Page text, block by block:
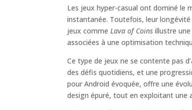
Les jeux hyper-casual ont dominé le
instantanée. Toutefois, leur
jeux commeLava of Coins illustre
associées à une optimisation
Ce type de jeux ne se contente pas
des défis quotidiens, et une
pour Android évoquée, offre une
design épuré, tout en exploitant une